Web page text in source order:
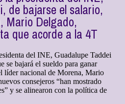
de bajarse el salario,
Mario Delgado,
que acorde a la 4T
del INE, Guadalupe Taddei
se bajará el sueldo para ganar
líder nacional de Morena, Mario
consejeros “han mostrado
y se alinearon con la política de